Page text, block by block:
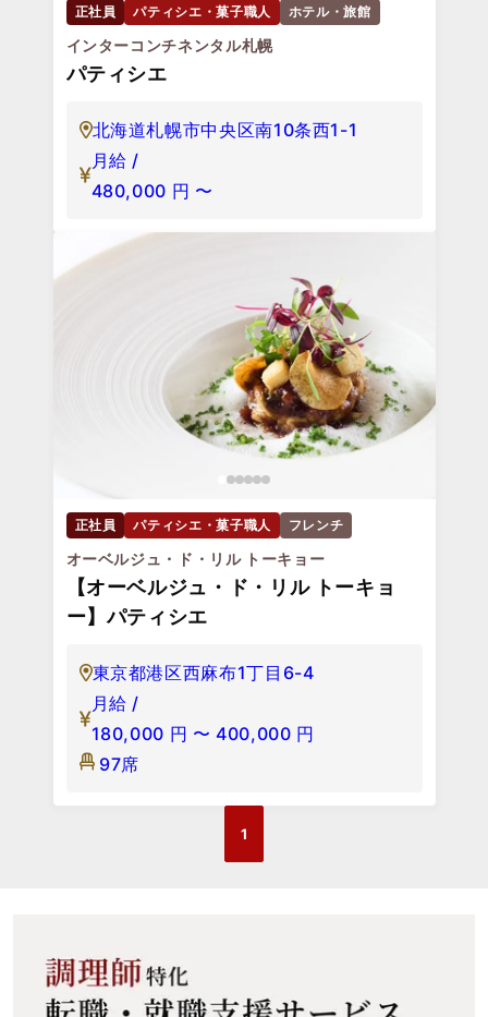
正社員 パティシエ・菓子職人 ホテル・旅館
インターコンチネンタル札幌
パティシエ
北海道札幌市中央区南10条西1-1
月給 /
480,000 円 〜
正社員 パティシエ・菓子職人 フレンチ
オーベルジュ・ド・リル トーキョー
【オーベルジュ・ド・リル トーキョ
ー】パティシエ
東京都港区西麻布1丁目6-4
月給 /
180,000 円 〜 400,000 円
97席
1